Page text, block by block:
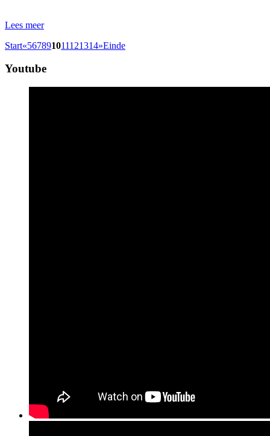
Lees meer
Start«567891011121314»Einde
Youtube